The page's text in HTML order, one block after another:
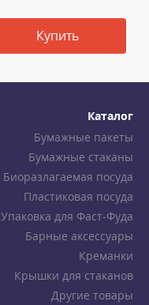
Купить
Каталог
Бумажные пакеты
Бумажные стаканы
Биоразлагаемая посуда
Пластиковая посуда
Упаковка для Фаст-Фуда
Барные аксессуары
Креманки
Крышки для стаканов
Другие товары